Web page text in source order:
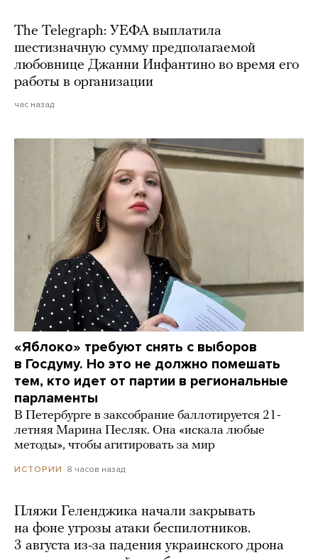
The Telegraph: УЕФА выплатила
шестизначную сумму предполагаемой
любовнице Джанни Инфантино во время его
работы в организации
час назад
«Яблоко» требуют снять с выборов
в Госдуму. Но это не должно помешать
тем, кто идет от партии в региональные
парламенты
В Петербурге в заксобрание баллотируется 21-
летняя Марина Песляк. Она «искала любые
методы», чтобы агитировать за мир
ИСТОРИИ 8 часов назад
Пляжи Геленджика начали закрывать
на фоне угрозы атаки беспилотников.
3 августа из-за падения украинского дрона